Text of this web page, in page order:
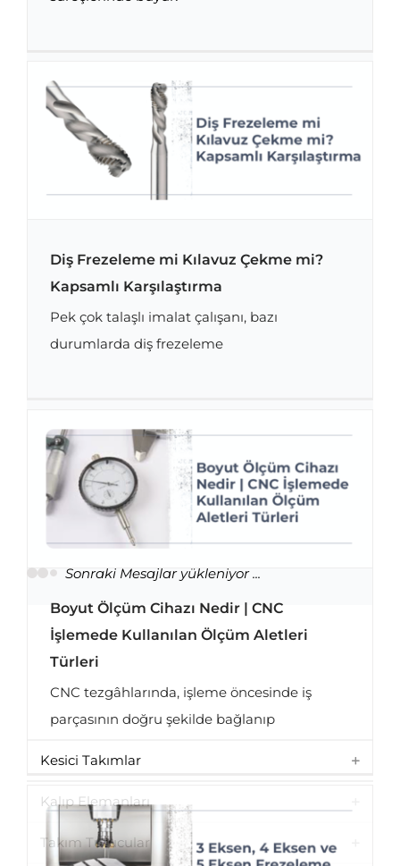
Diş Frezeleme mi Kılavuz Çekme mi?
Kapsamlı Karşılaştırma
Diş Frezeleme mi Kılavuz Çekme mi?
Kapsamlı Karşılaştırma
Pek çok talaşlı imalat çalışanı, bazı
durumlarda diş frezeleme
Boyut Ölçüm Cihazı Nedir | CNC İşlemede
Kullanılan Ölçüm Aletleri Türleri
Boyut Ölçüm Cihazı Nedir | CNC
İşlemede Kullanılan Ölçüm Aletleri
Türleri
CNC tezgâhlarında, işleme öncesinde iş
parçasının doğru şekilde bağlanıp